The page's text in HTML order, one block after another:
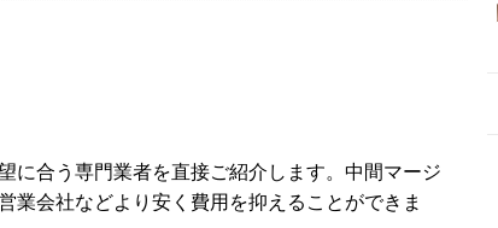
に合う専門業者を直接ご紹介します。中間マージ
業会社などより安く費用を抑えることができま